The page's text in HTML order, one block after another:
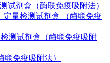
试剂盒（酶联免疫吸附法）
定量检测试剂盒 （酶联免疫
测试剂盒（酶联免疫吸附
免疫吸附法）